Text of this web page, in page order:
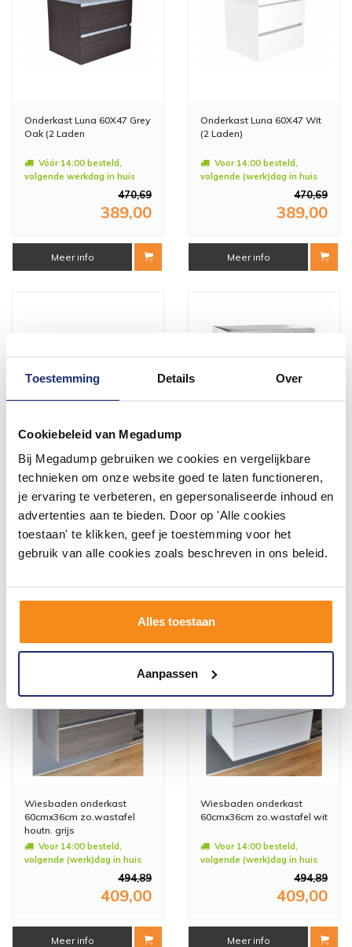
Toestemming Details Over
Cookiebeleid van Megadump
Bij Megadump gebruiken we cookies en vergelijkbare
technieken om onze website goed te laten functioneren,
je ervaring te verbeteren, en gepersonaliseerde inhoud en
advertenties aan te bieden. Door op 'Alle cookies
toestaan' te klikken, geef je toestemming voor het
gebruik van alle cookies zoals beschreven in ons beleid.
Alles toestaan
Aanpassen
Onderkast Luna 60X47 Grey
Oak (2 Laden
Vóór 14:00 besteld,
volgende werkdag in huis
470,69
389,00
Meer info
Onderkast Luna 60X47 Wit
(2 Laden)
Voor 14:00 besteld,
volgende (werk)dag in huis
470,69
389,00
Meer info
Onderkast Luna 60X47
Hoogglans Grijs(2 Laden)
Vóór 14:00 besteld,
volgende werkdag in huis
470,69
389,00
Meer info
Onderkast Slim 80 Cm
Ondiep 35Cm Glans-Wit
1 tot 3 werkdagen
407,00
Meer info
Wiesbaden onderkast
60cmx36cm zo.wastafel
houtn. grijs
Voor 14:00 besteld,
volgende (werk)dag in huis
494,89
409,00
Meer info
Wiesbaden onderkast
60cmx36cm zo.wastafel wit
Voor 14:00 besteld,
volgende (werk)dag in huis
494,89
409,00
Meer info